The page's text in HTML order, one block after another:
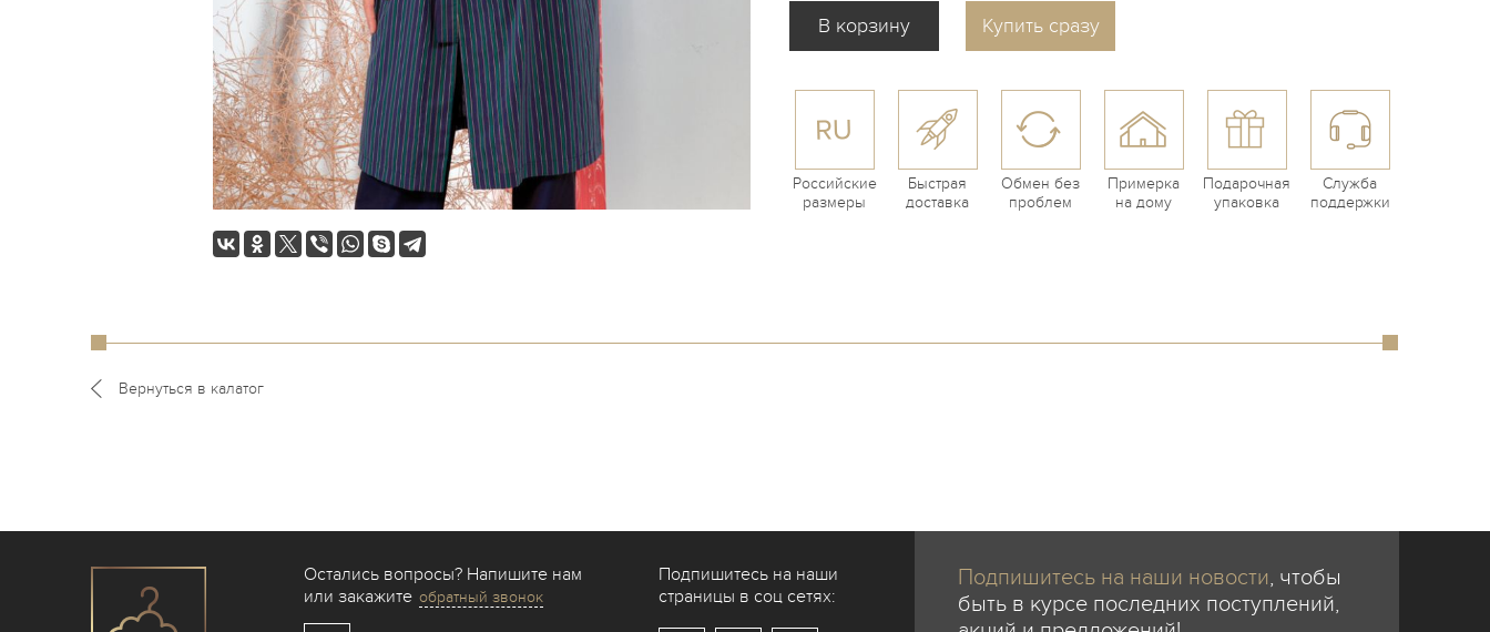
Купить сразу
Российские
размеры
Быстрая
доставка
Обмен без
проблем
Примерка
на дому
Подарочная
упаковка
Служба
поддержки
Вернуться в калатог
Остались вопросы? Напишите нам
или закажите обратный звонок
Подпишитесь на наши
страницы в соц сетях:
Подпишитесь на наши новости, чтобы
быть в курсе последних поступлений,